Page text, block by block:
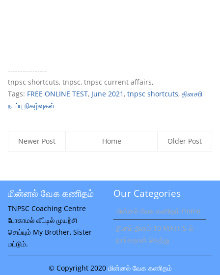
----------------
tnpsc shortcuts, tnpsc, tnpsc current affairs,
Tags: FREE ONLINE TEST, June 2021, tnpsc shortcuts, தினசரி
நடப்பு நிகழ்வுகள்
Newer Post Older Post
Home
மின்னல் வேக கணிதம்
TNPSC Coaching Centre
போகாமல் வீட்டில் முயற்சி
செய்யும் My Brother, Sister
மட்டும்.
Our Categories
மின்னல் வேக கணிதம் Home
தினம் தினம் 10 MATHS-ல்
நாங்கதான் கெத்து
© Copyright 2020 மின்னல் வேக கணிதம்